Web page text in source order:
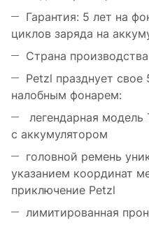
Гарантия: 5 лет на
циклов заряда на
Страна
Petzl празднует
налобным фонарем:
легендарная модель
с аккумулятором
головной ремень
указанием координат
приключение Petzl
лимитированная